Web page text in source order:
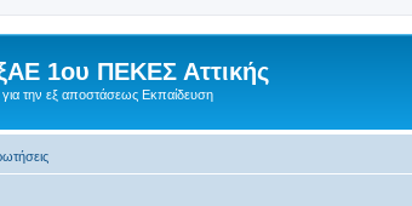
1ου ΠΕΚΕΣ Αττικής
την εξ αποστάσεως Εκπαίδευση